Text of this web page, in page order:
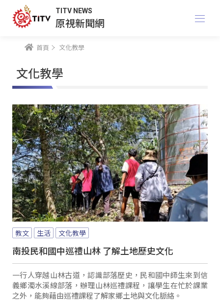
TITV NEWS
原視新聞網
首頁 文化教學
文化教學
教文 生活 文化教學
南投民和國中巡禮山林 了解土地歷史文化
一行人穿越山林古道，認識部落歷史，民和國中師生來到信
義鄉濁水溪線部落，辦理山林巡禮課程，讓學生在忙於課業
之外，能夠藉由巡禮課程了解家鄉土地與文化脈絡。